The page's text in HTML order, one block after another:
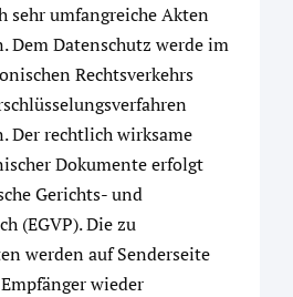
sehr umfangreiche Akten
Dem Datenschutz werde im
Rechtsverkehrs
Der rechtlich wirksame
Dokumente erfolgt
Gerichts- und
(EGVP). Die zu
werden auf Senderseite
wieder